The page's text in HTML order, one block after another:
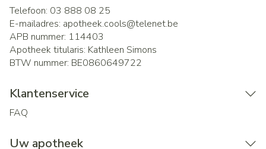
Telefoon: 03 888 08 25
E-mailadres: apotheek.cools@telenet.be
APB nummer: 114403
Apotheek titularis: Kathleen Simons
BTW nummer: BE0860649722
Klantenservice
FAQ
Uw apotheek